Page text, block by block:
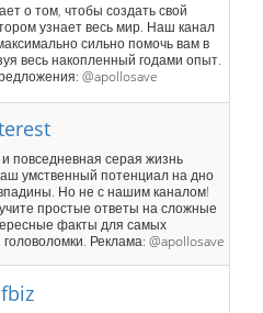
о том, чтобы создать свой
узнает весь мир. Наш канал
сильно помочь вам в
весь накопленный годами опыт.
@apollosave
повседневная серая жизнь
умственный потенциал на дно
Но не с нашим каналом!
простые ответы на сложные
факты для самых
Реклама: @apollosave